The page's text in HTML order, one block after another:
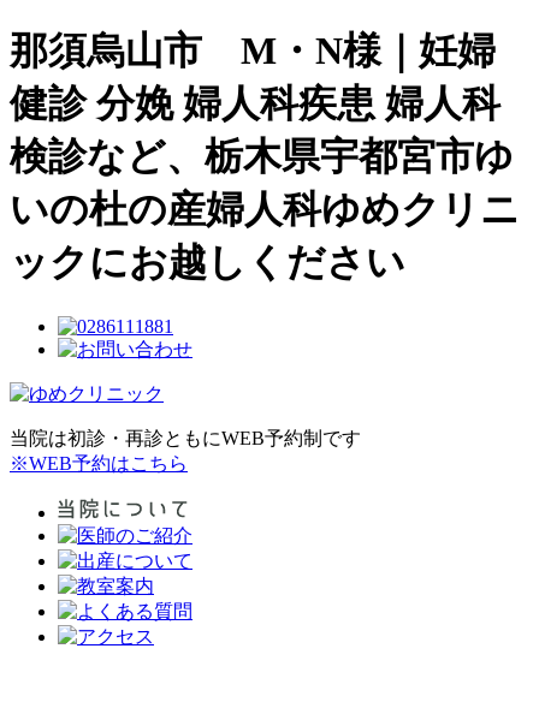
那須烏山市 M・N様｜妊婦
健診 分娩 婦人科疾患 婦人科
検診など、栃木県宇都宮市ゆ
いの杜の産婦人科ゆめクリニ
ックにお越しください
当院は初診・再診ともにWEB予約制です
※WEB予約はこちら